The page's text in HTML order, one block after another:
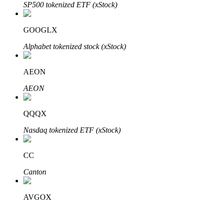
พันธมิตร Bitrue
พันธมิตร Bitrue
มากถึง 65% คอมมิชชั่น!
SP500 tokenized ETF (xStock)
GOOGLX
Alphabet tokenized stock (xStock)
AEON
AEON
QQQX
Nasdaq tokenized ETF (xStock)
CC
Canton
AVGOX